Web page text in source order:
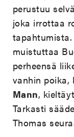
perustuu
joka irrottaa
muistuttaa
perheensä
vanhin poika,
Mann,
Tarkasti
Thomas